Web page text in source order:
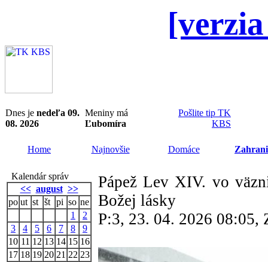
Dnes je nedeľa 09.
08. 2026
Meniny má
Ľubomíra
Pošlite tip TK
KBS
Home Najnovšie Domáce
Kalendár správ
<< august >>
po ut st št pi so ne
1
2
3
4 5 6 7 8
9
10 11 12 13 14 15 16
17 18 19 20 21 22 23
Pápež Lev XIV. vo
Božej lásky
P:3, 23. 04. 2026 08:05,